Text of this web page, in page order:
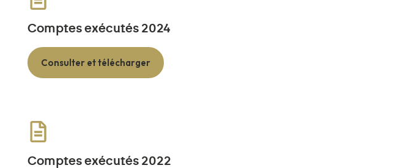
Comptes exécutés 2024
Consulter et télécharger
Comptes exécutés 2022